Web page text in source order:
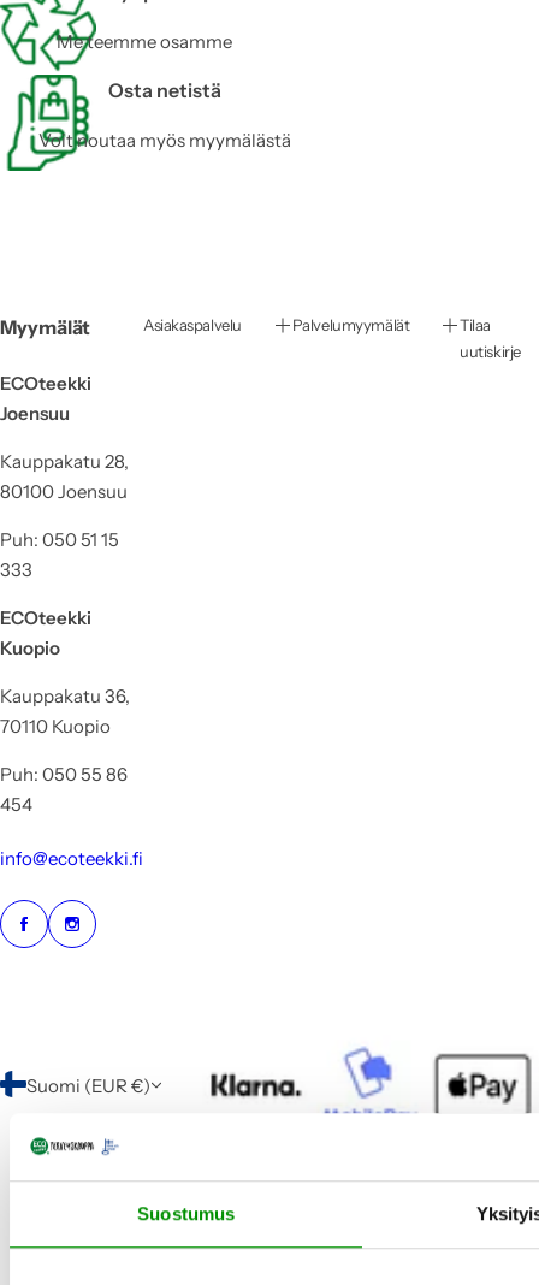
Suostumus
Me teemme osamme
Osta netistä
Voit noutaa myös myymälästä
Myymälät
ECOteekki
Joensuu
Kauppakatu 28,
80100 Joensuu
Puh: 050 51 15
333
ECOteekki
Kuopio
Kauppakatu 36,
70110 Kuopio
Puh: 050 55 86
454
info@ecoteekki.fi
Asiakaspalvelu Palvelumyymälät
Tilaa
uutiskirje
Suomi (EUR €)